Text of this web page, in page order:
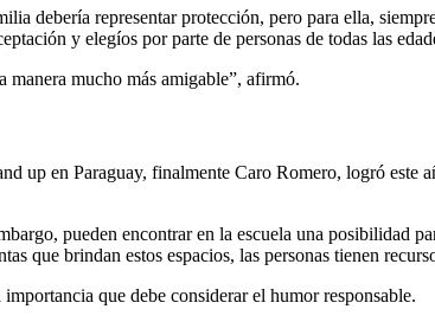
debería representar protección, pero para ella,
y elegíos por parte de personas de todas las
mucho más amigable”, afirmó.
up en Paraguay, finalmente Caro Romero, logró este
pueden encontrar en la escuela una posibilidad
que brindan estos espacios, las personas tienen
que debe considerar el humor responsable.